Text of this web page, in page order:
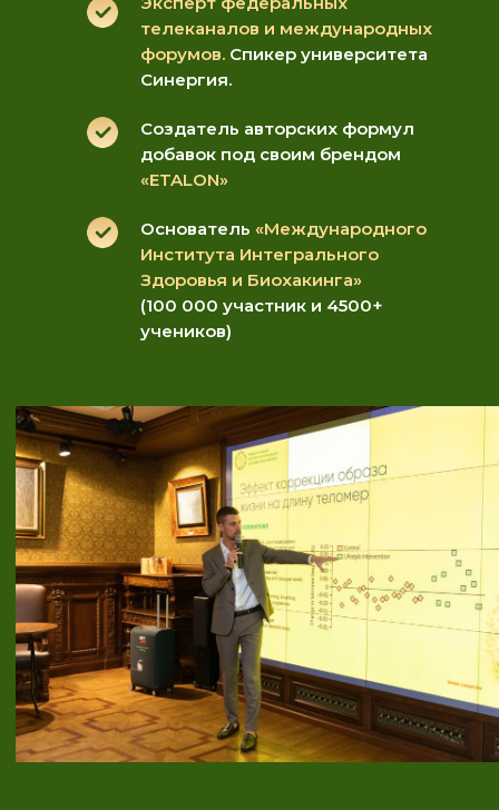
Основатель «Международного
Института Интегрального
Здоровья и Биохакинга»
(100 000 участник и 4500+
учеников)
Создатель авторских формул
добавок под своим брендом
«ETALON»
телеканалов и международных
форумов. Спикер университета
Синергия.